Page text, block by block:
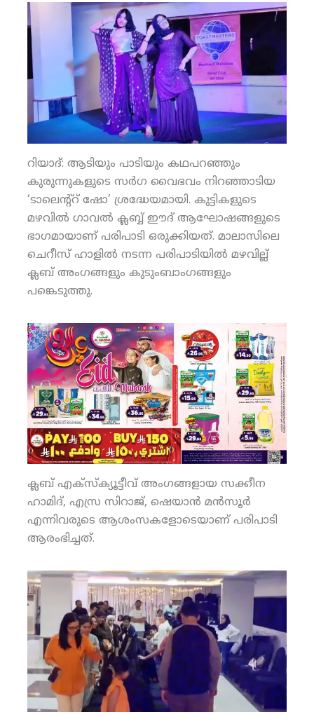
റിയാദ്: ആടിയും പാടിയും കഥപറഞ്ഞും
കുരുന്നുകളുടെ സര്‍ഗ വൈഭവം നിറഞ്ഞാടിയ
‘ടാലെന്റ്‌റ് ഷോ’ ശ്രദ്ധേയമായി. കുട്ടികളുടെ
മഴവില്‍ ഗാവല്‍ ക്ലബ്ബ് ഈദ് ആഘോഷങ്ങളുടെ
ഭാഗമായാണ് പരിപാടി ഒരുക്കിയത്. മാലാസിലെ
ചെറീസ് ഹാളില്‍ നടന്ന പരിപാടിയില്‍ മഴവില്ല്
ക്ലബ് അംഗങ്ങളും കുടുംബാംഗങ്ങളും
പങ്കെടുത്തു.
ക്ലബ് എക്‌സ്‌ക്യൂട്ടീവ് അംഗങ്ങളായ സക്കീന
ഹാമിദ്, എസ്ര സിറാജ്, ഷെയാന്‍ മന്‍സൂര്‍
എന്നിവരുടെ ആശംസകളോടെയാണ് പരിപാടി
ആരംഭിച്ചത്.